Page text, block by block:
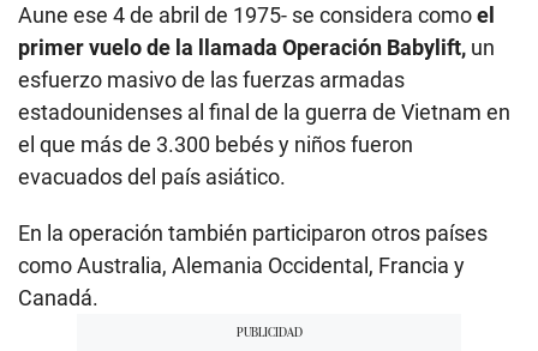
Aune ese 4 de abril de 1975- se considera comoel
primer vuelo de la llamada Operación Babylift, un
esfuerzo masivo de las fuerzas armadas
estadounidenses al final de la guerra de Vietnam en
el que más de 3.300 bebés y niños fueron
evacuados del país asiático.
En la operación también participaron otros países
como Australia, Alemania Occidental, Francia y
Canadá.